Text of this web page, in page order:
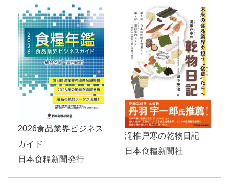
2026食品業界ビジネス
ガイド
日本食糧新聞発行
滝椎戸寒の乾物日記
日本食糧新聞社